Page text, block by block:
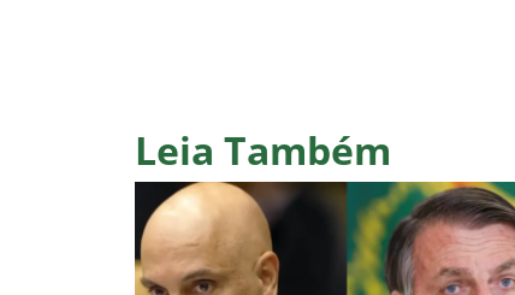
Leia Também